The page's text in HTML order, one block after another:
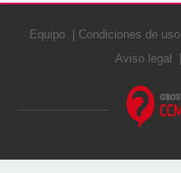
Equipo Condiciones de uso
Aviso legal